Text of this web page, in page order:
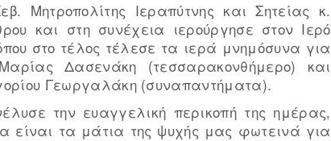
Μητροπολίτης Ιεραπύτνης και Σητείας κ.
και στη συνέχεια ιερούργησε στον Ιερό
στο τέλος τέλεσε τα ιερά μνημόσυνα για
Δασενάκη (τεσσαρακονθήμερο) και
Γεωργαλάκη (συναπαντήματα).
την ευαγγελική περικοπή της ημέρας,
είναι τα μάτια της ψυχής μας φωτεινά για